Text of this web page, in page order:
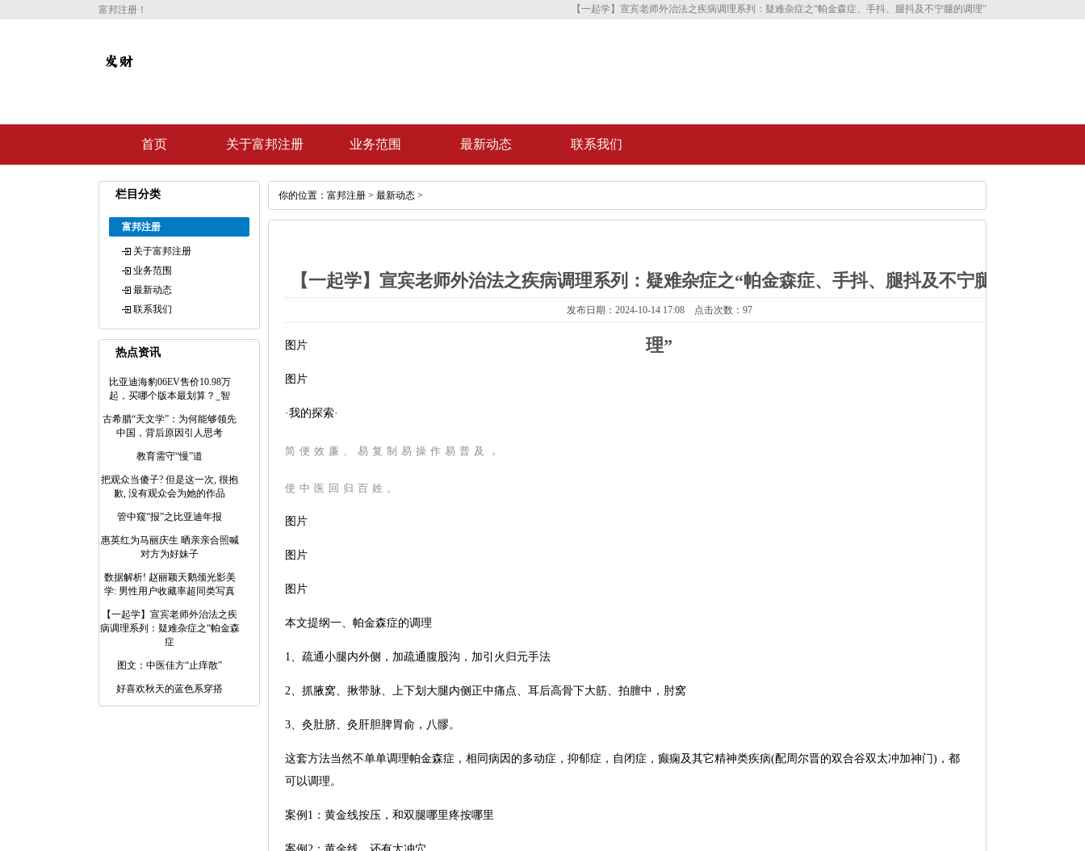
富邦注册！ 【一起学】宣宾老师外治法之疾病调理系列：疑难杂症之“帕金森症、手抖、腿抖及不宁腿的调理”
首页 关于富邦注册 业务范围 最新动态 联系我们
栏目分类
富邦注册
关于富邦注册
业务范围
最新动态
联系我们
热点资讯
比亚迪海豹06EV售价10.98万
起，买哪个版本最划算？_智
古希腊“天文学”：为何能够领先
中国，背后原因引人思考
教育需守“慢”道
把观众当傻子? 但是这一次, 很抱
歉, 没有观众会为她的作品
管中窥“报”之比亚迪年报
惠英红为马丽庆生 晒亲亲合照喊
对方为好妹子
数据解析! 赵丽颖天鹅颈光影美
学: 男性用户收藏率超同类写真
【一起学】宣宾老师外治法之疾
病调理系列：疑难杂症之“帕金森
症
图文：中医佳方“止痒散”
好喜欢秋天的蓝色系穿搭
你的位置： 富邦注册 > 最新动态 >
【一起学】宣宾老师外治法之疾病调理系列：疑难杂症之“帕金森症、手抖、腿抖及不宁腿的调
理”
发布日期：2024-10-14 17:08 点击次数：97
图片
图片
·我的探索·
简便效廉、易复制易操作易普及，
使中医回归百姓。
图片
图片
图片
本文提纲一、帕金森症的调理
1、疏通小腿内外侧，加疏通腹股沟，加引火归元手法
2、抓腋窝、揪带脉、上下划大腿内侧正中痛点、耳后高骨下大筋、拍膻中，肘窝
3、灸肚脐、灸肝胆脾胃俞，八髎。
这套方法当然不单单调理帕金森症，相同病因的多动症，抑郁症，自闭症，癫痫及其它精神类疾病(配周尔晋的双合谷双太冲加神门)，都
可以调理。
案例1：黄金线按压，和双腿哪里疼按哪里